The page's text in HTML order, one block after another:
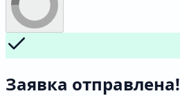
Заявка отправлена!